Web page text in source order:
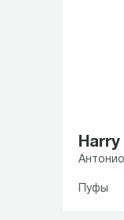
Пуфы